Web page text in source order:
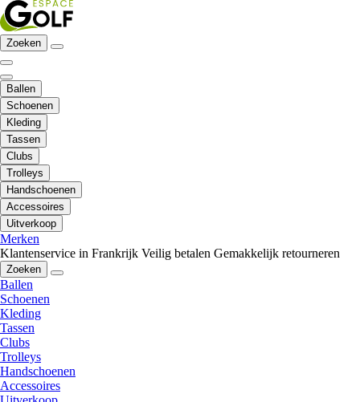
Zoeken
Ballen
Schoenen
Kleding
Tassen
Clubs
Trolleys
Handschoenen
Accessoires
Uitverkoop
Merken
Klantenservice in Frankrijk Veilig betalen Gemakkelijk retourneren
Zoeken
Ballen
Schoenen
Kleding
Tassen
Clubs
Trolleys
Handschoenen
Accessoires